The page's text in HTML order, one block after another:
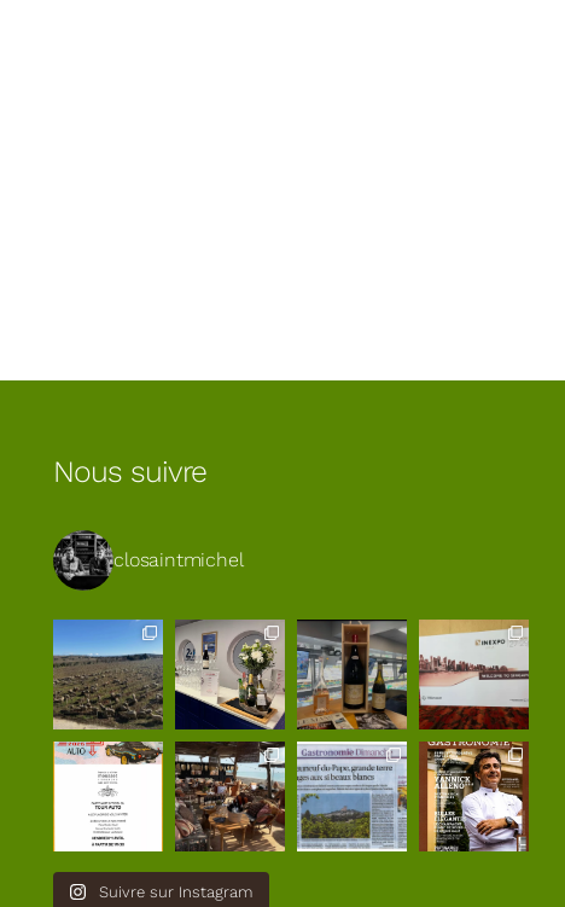
Nous suivre
closaintmichel
Suivre sur Instagram